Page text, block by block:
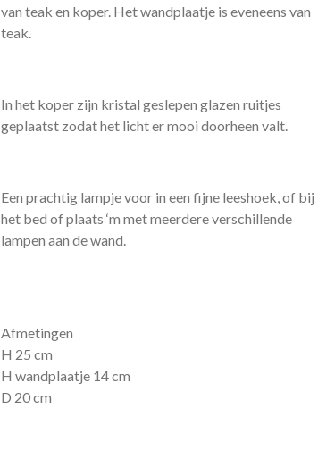
van teak en koper. Het wandplaatje is eveneens van
teak.
In het koper zijn kristal geslepen glazen ruitjes
geplaatst zodat het licht er mooi doorheen valt.
Een prachtig lampje voor in een fijne leeshoek, of bij
het bed of plaats ‘m met meerdere verschillende
lampen aan de wand.
Afmetingen
H 25 cm
H wandplaatje 14 cm
D 20 cm